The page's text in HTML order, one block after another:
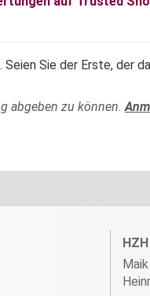
Sie der Erste, der
abgeben zu können.